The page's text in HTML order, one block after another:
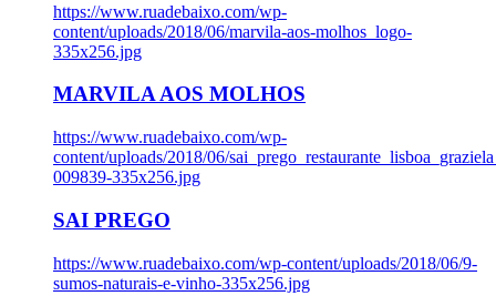
https://www.ruadebaixo.com/wp-
content/uploads/2018/06/marvila-aos-molhos_logo-
335x256.jpg
MARVILA AOS MOLHOS
https://www.ruadebaixo.com/wp-
content/uploads/2018/06/
009839-335x256.jpg
SAI PREGO
https://www.ruadebaixo.com/wp-content/uploads/2018/06/9-
sumos-naturais-e-vinho-335x256.jpg